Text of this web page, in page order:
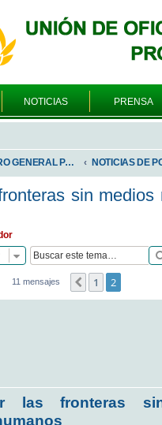
NOTICIAS PRENSA
FORO GENERAL PARA TODOS LOS USUARIOS
sin medios
11 mensajes Anterior
1 2
las fronteras